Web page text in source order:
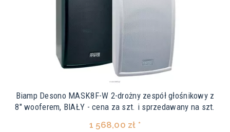
Biamp Desono MASK8F-W 2-drożny zespół głośnikowy z
8" wooferem, BIAŁY - cena za szt. i sprzedawany na szt.
1 568,00 zł *